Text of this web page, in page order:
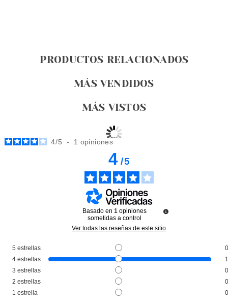
PRODUCTOS RELACIONADOS
MÁS VENDIDOS
MÁS VISTOS
CATRICE
CATRICE ETERNAL RED
ACEITE LABIAL CHERRY BOMB
C03 DARK ROMANCE
4/5 - 1 opiniones
4/5
Basado en 1 opiniones
sometidas a control
Ver todas las reseñas de este sitio
5 estrellas
4 estrellas
3 estrellas
2 estrellas
1 estrella